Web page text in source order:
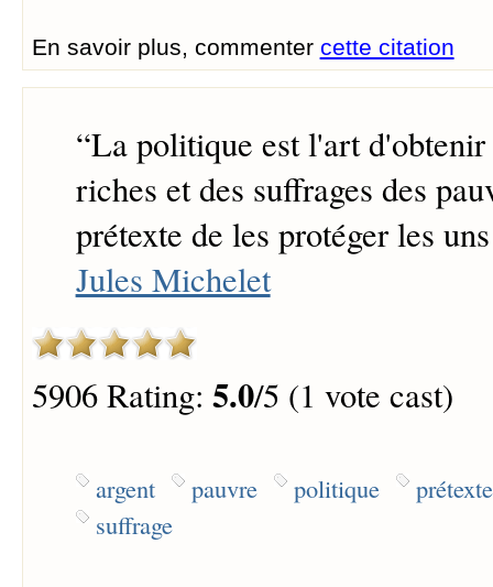
En savoir plus, commenter cette citation
“La politique est l'art d'obtenir
riches et des suffrages des
prétexte de les protéger les
Jules Michelet
5906 Rating: 5.0/5 (1 vote cast)
argent pauvre politique
prétexte
suffrage